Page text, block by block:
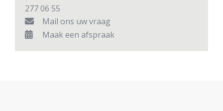
277 06 55
Mail ons uw vraag
Maak een afspraak